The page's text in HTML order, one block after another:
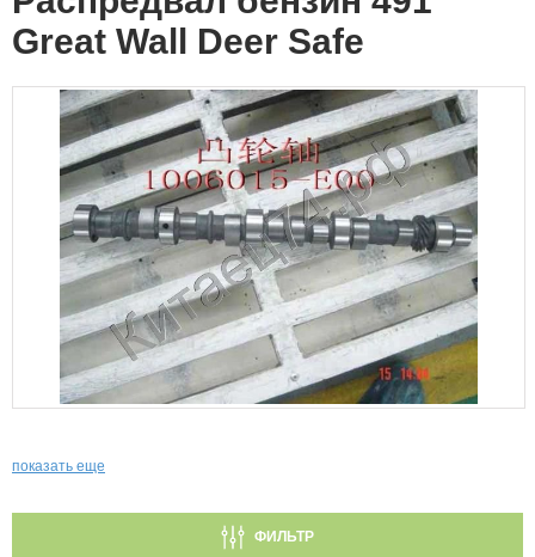
Great Wall Deer Safe
показать еще
ФИЛЬТР